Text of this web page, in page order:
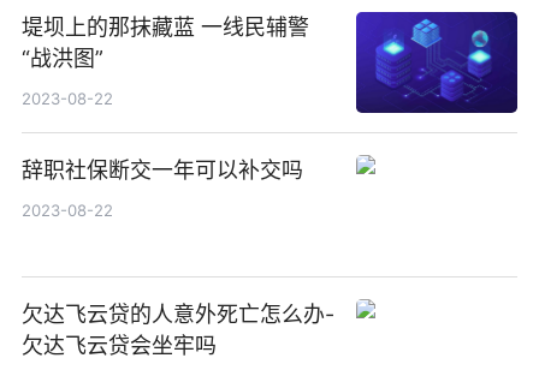
堤坝上的那抹藏蓝 一线民辅警
“战洪图”
2023-08-22
辞职社保断交一年可以补交吗
2023-08-22
欠达飞云贷的人意外死亡怎么办-
欠达飞云贷会坐牢吗